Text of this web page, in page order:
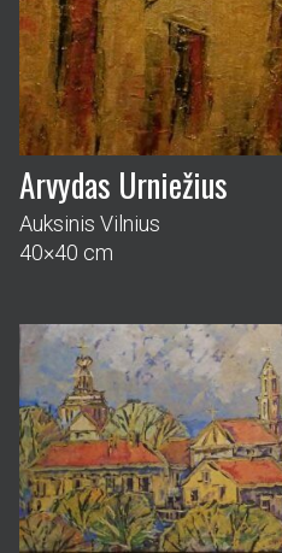
Arvydas Urniežius
Auksinis Vilnius
40×40 cm